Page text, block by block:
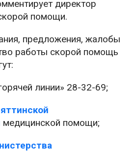
директор
помощи.
предложения, жалобы
работы скорой помощь
линии» 28-32-69;
медицинской помощи;